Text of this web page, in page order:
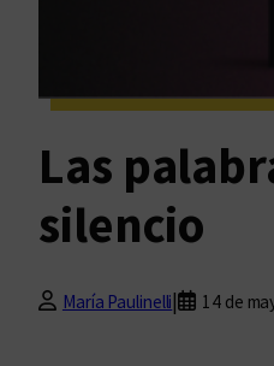
Las
silencio
María Paulinelli| 14 de